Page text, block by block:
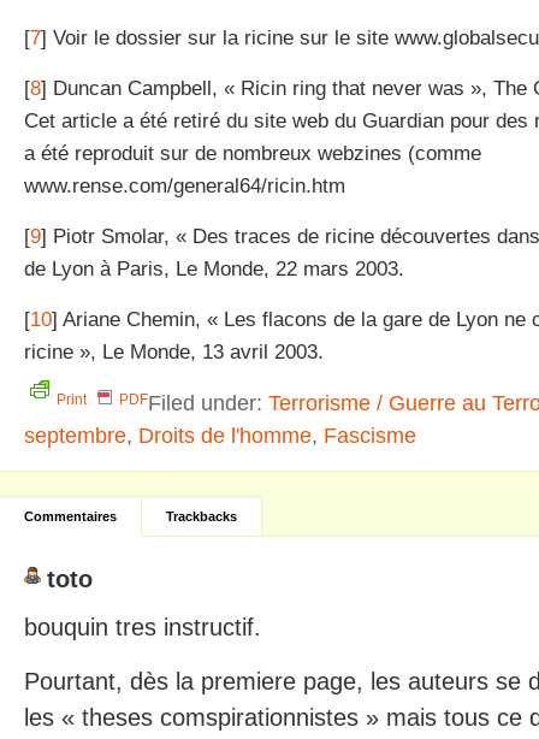
[7] Voir le dossier sur la ricine sur le site
[8] Duncan Campbell, « Ricin ring that never was », The
Cet article a été retiré du site web du Guardian pour
a été reproduit sur de nombreux webzines (comme
www.rense.com/general64/ricin.htm
[9] Piotr Smolar, « Des traces de ricine découvertes
de Lyon à Paris, Le Monde, 22 mars 2003.
[10] Ariane Chemin, « Les flacons de la gare de Lyon ne
ricine », Le Monde, 13 avril 2003.
Print PDFFiled under: Terrorisme / Guerre au
septembre, Droits de l'homme, Fascisme
Commentaires Trackbacks
toto
bouquin tres instructif.
Pourtant, dès la premiere page, les auteurs se
les « theses comspirationnistes » mais tous ce